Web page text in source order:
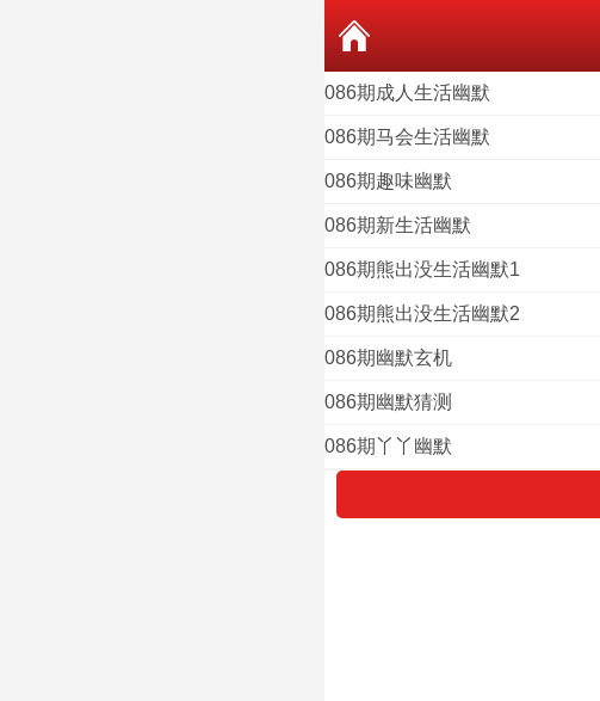
086期成人生活幽默
086期马会生活幽默
086期趣味幽默
086期新生活幽默
086期熊出没生活幽默1
086期熊出没生活幽默2
086期幽默玄机
086期幽默猜测
086期丫丫幽默